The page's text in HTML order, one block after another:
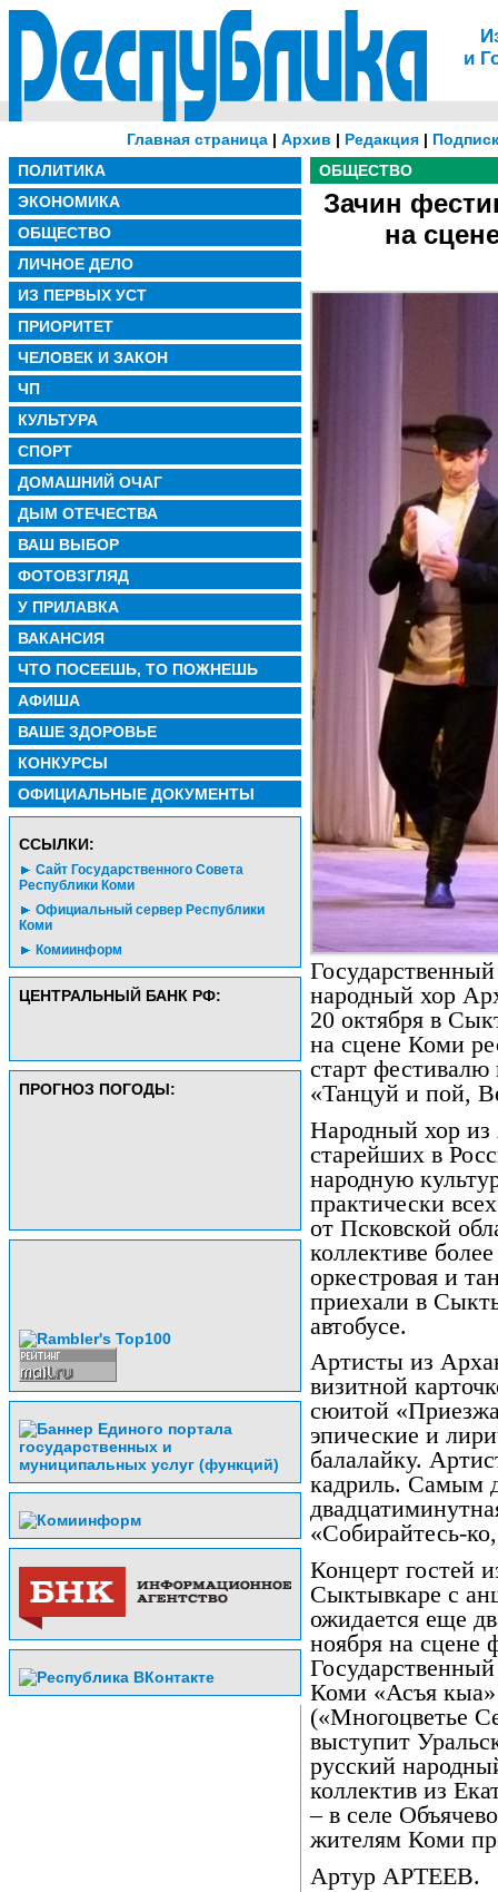
и
Главная страница| Архив | Редакция|
ПОЛИТИКА
ЭКОНОМИКА
ОБЩЕСТВО
ЛИЧНОЕ ДЕЛО
ИЗ ПЕРВЫХ УСТ
ПРИОРИТЕТ
ЧЕЛОВЕК И ЗАКОН
ЧП
КУЛЬТУРА
СПОРТ
ДОМАШНИЙ ОЧАГ
ДЫМ ОТЕЧЕСТВА
ВАШ ВЫБОР
ФОТОВЗГЛЯД
У ПРИЛАВКА
ВАКАНСИЯ
ЧТО ПОСЕЕШЬ, ТО ПОЖНЕШЬ
АФИША
ВАШЕ ЗДОРОВЬЕ
КОНКУРСЫ
ОФИЦИАЛЬНЫЕ ДОКУМЕНТЫ
CСЫЛКИ:
Сайт Государственного Совета
Республики Коми
Официальный сервер Республики
Коми
Комиинформ
ЦЕНТРАЛЬНЫЙ БАНК РФ:
ПРОГНОЗ ПОГОДЫ:
ОБЩЕСТВО
Зачин
на
народный хор
20 октября в
на сцене Коми
старт
«Танцуй и пой,
Народный хор из
старейших в
народную
практически
от Псковской
коллективе
оркестровая и
приехали в
автобусе.
Артисты из
визитной
сюитой
эпические и
балалайку.
кадриль. Самым
«Собирайтесь-
Концерт гостей
Сыктывкаре с
ожидается еще
ноября на сцене
Коми «Асъя
(«Многоцветье
выступит
русский
коллектив из
– в селе
жителям Коми
Артур АРТЕЕВ.